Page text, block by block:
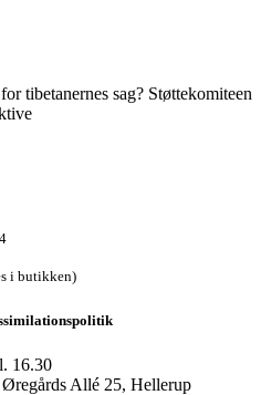
tibetanernes sag? Støttekomiteen
i butikken)
16.30
Allé 25, Hellerup